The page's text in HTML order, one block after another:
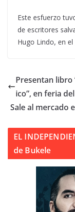
Este esfuerzo
de escritores
Hugo Lindo, en
Presentan libro
ico”, en feria
Sale al mercado
EL
de Bukele